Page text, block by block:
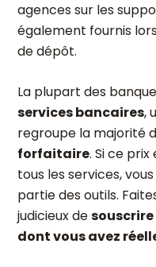
agences sur les
également fournis
de dépôt.
La plupart des
services bancaires,
regroupe la majorité
forfaitaire. Si ce
tous les services,
partie des outils.
judicieux des
dont vous avez